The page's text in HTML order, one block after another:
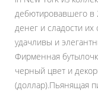
дебютировавшего в
денег и сладости
удачливы и
Фирменная
черный цвет и
(доллар).Пьянящая